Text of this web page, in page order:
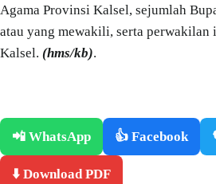
Agama Provinsi Kalsel, sejumlah
atau yang mewakili, serta
Kalsel. (hms/kb).
📲 WhatsApp 👍 Facebook
⬇️ Download PDF